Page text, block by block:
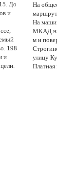
До
и
198
и
На
На
МКАД
м и
улицу
Платная